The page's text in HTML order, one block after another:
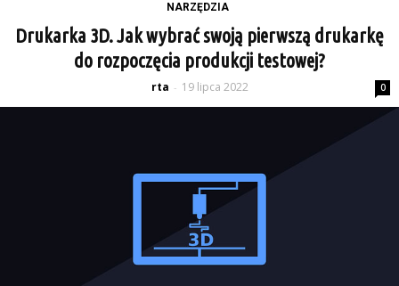
NARZĘDZIA
Drukarka 3D. Jak wybrać swoją pierwszą drukarkę
do rozpoczęcia produkcji testowej?
rta - 19 lipca 2022 0